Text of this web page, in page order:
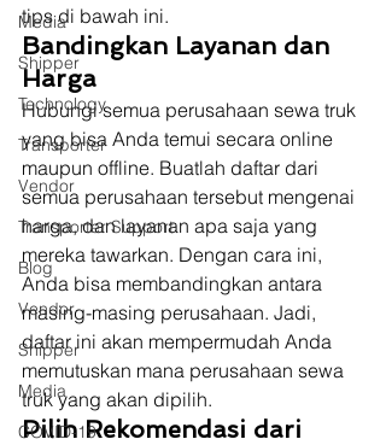
Media
Shipper
Technology
Transporter
Vendor
Transporter Support
Blog
Vendor
Shipper
Media
COVID-19
tips di bawah ini.
Bandingkan Layanan dan
Harga
Hubungi semua perusahaan sewa truk
yang bisa Anda temui secara online
maupun offline. Buatlah daftar dari
semua perusahaan tersebut mengenai
harga, dan layanan apa saja yang
mereka tawarkan. Dengan cara ini,
Anda bisa membandingkan antara
masing-masing perusahaan. Jadi,
daftar ini akan mempermudah Anda
memutuskan mana perusahaan sewa
truk yang akan dipilih.
Pilih Rekomendasi dari